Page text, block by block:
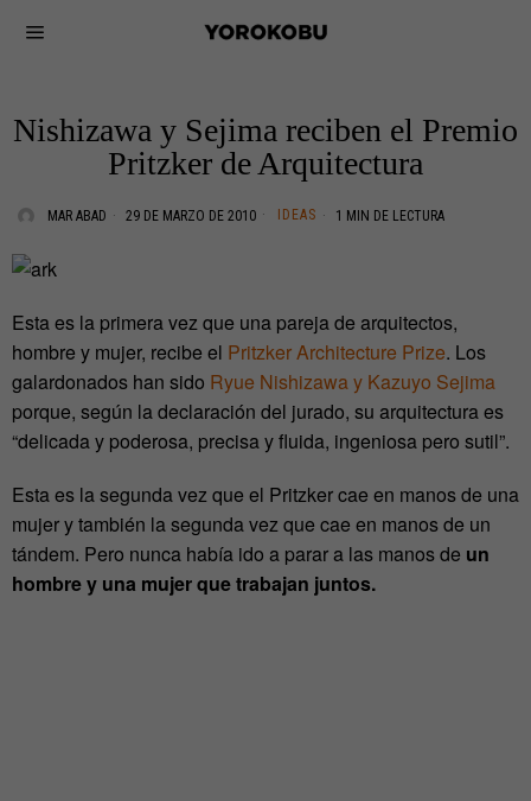
Nishizawa y Sejima reciben el Premio
Pritzker de Arquitectura
MAR ABAD 29 DE MARZO DE 2010 IDEAS 1 MIN DE LECTURA
Esta es la primera vez que una pareja de arquitectos,
hombre y mujer, recibe el Pritzker Architecture Prize. Los
galardonados han sido Ryue Nishizawa y Kazuyo Sejima
porque, según la declaración del jurado, su arquitectura es
“delicada y poderosa, precisa y fluida, ingeniosa pero sutil”.
Esta es la segunda vez que el Pritzker cae en manos de una
mujer y también la segunda vez que cae en manos de un
tándem. Pero nunca había ido a parar a las manos de un
hombre y una mujer que trabajan juntos.